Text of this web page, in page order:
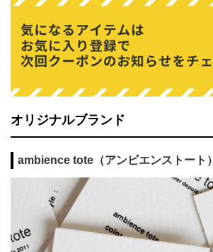
オリジナルブランド
ambience tote（アンビエンストート）